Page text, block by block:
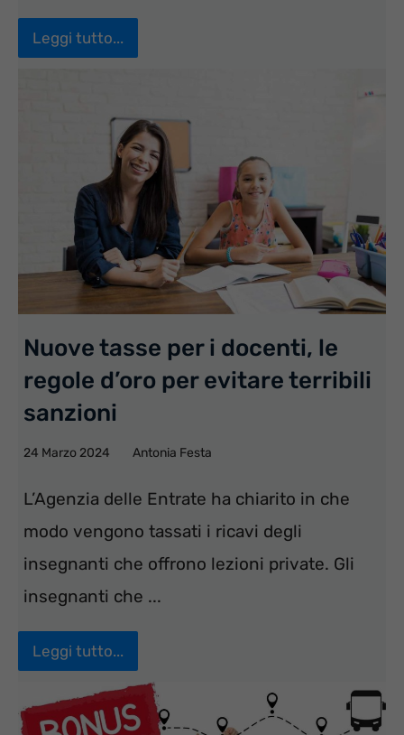
Leggi tutto...
Nuove tasse per i docenti, le
regole d’oro per evitare terribili
sanzioni
24 Marzo 2024 Antonia Festa
L’Agenzia delle Entrate ha chiarito in che
modo vengono tassati i ricavi degli
insegnanti che offrono lezioni private. Gli
insegnanti che ...
Leggi tutto...